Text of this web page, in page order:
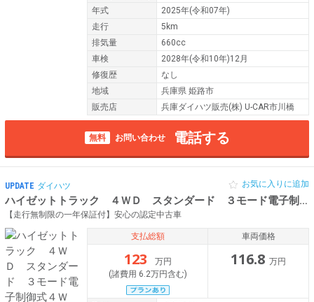
年式
2025年(令和07年)
走行
5km
排気量
660cc
車検
2028年(令和10年)12月
修復歴
なし
地域
兵庫県 姫路市
販売店
兵庫ダイハツ販売(株) U-CAR市川橋
無料 お問い合わせ 電話する
UPDATE ダイハツ
ハイゼットトラック ４ＷＤ スタンダード ３モード電子制御式４ＷＤ
【走行無制限の一年保証付】安心の認定中古車
お気に入りに追加
支払総額
123
万円
(諸費用 6.2万円含む)
車両価格
116.8 万円